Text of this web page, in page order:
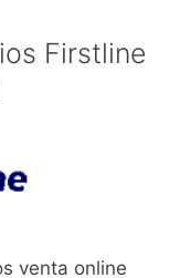
Firstline
venta online